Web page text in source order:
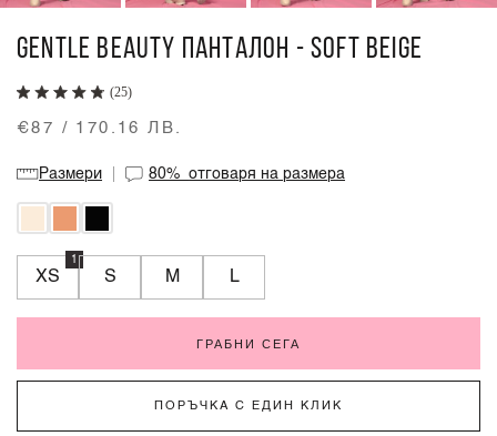
GENTLE BEAUTY ПАНТАЛОН - SOFT BEIGE
(25)
€87 / 170.16 ЛВ.
Размери 80%отговаря на размера
XS
1
S M L
ГРАБНИ СЕГА
ПОРЪЧКА С ЕДИН КЛИК